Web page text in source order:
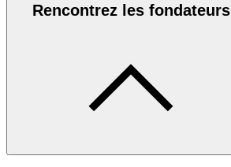
Rencontrez les fondateurs